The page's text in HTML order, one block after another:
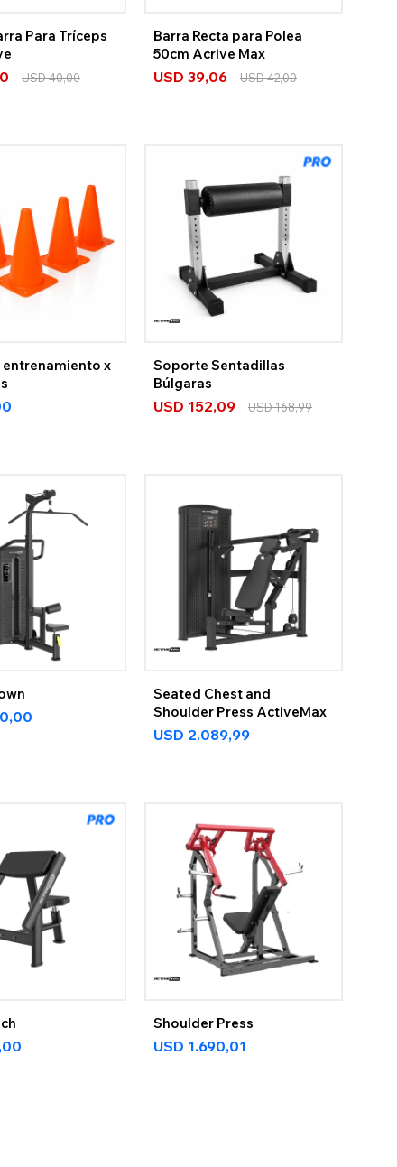
Para Tríceps
USD40,00
Barra Recta para Polea
50cm Acrive Max
USD 39,06 USD42,00
entrenamiento x
Soporte Sentadillas
Búlgaras
USD 152,09 USD168,99
Seated Chest and
Shoulder Press ActiveMax
USD 2.089,99
Shoulder Press
USD 1.690,01